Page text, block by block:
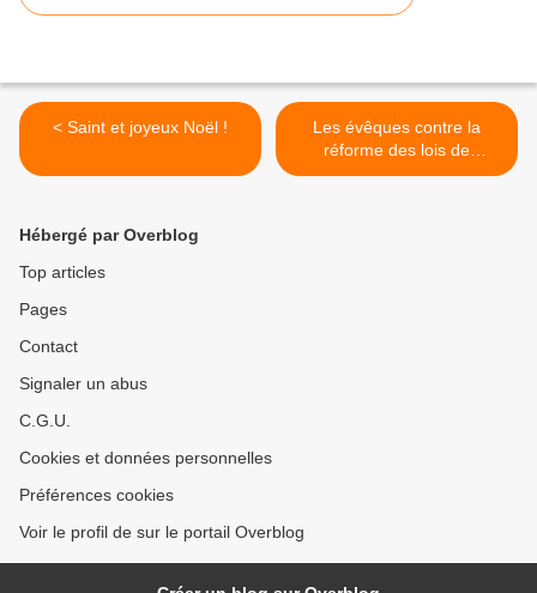
< Saint et joyeux Noël !
Les évêques contre la
réforme des lois de
bioéthique >
Hébergé par Overblog
Top articles
Pages
Contact
Signaler un abus
C.G.U.
Cookies et données personnelles
Préférences cookies
Voir le profil de sur le portail Overblog